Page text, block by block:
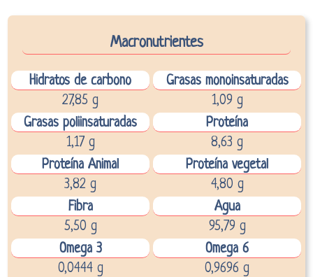
Macronutrientes
Hidratos de carbono
Grasas monoinsaturadas
27,85 g
1,09 g
Grasas poliinsaturadas
Proteína
1,17 g
8,63 g
Proteína Animal
Proteína vegetal
3,82 g
4,80 g
Fibra
Agua
5,50 g
95,79 g
Omega 3
Omega 6
0,0444 g
0,9696 g